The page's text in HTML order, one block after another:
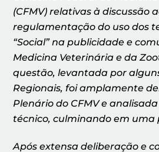
(CFMV) relativas à discussão
regulamentação do uso dos
“Social” na publicidade e
Medicina Veterinária e da
questão, levantada por
Regionais, foi amplamente
Plenário do CFMV e
técnico, culminando em uma
Após extensa deliberação e